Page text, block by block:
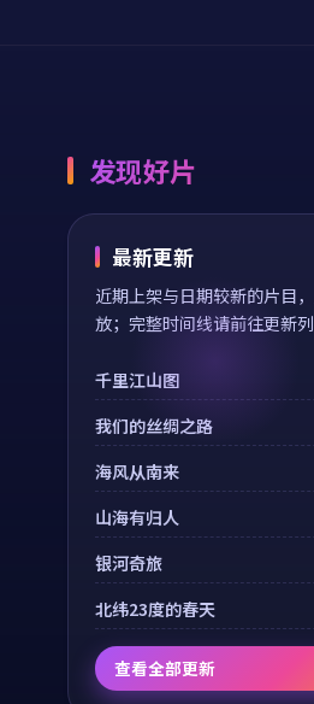
发现好片
最新更新
近期上架与日期较新的片目
放；完整时间线请前往更新列
千里江山图
我们的丝绸之路
海风从南来
山海有归人
银河奇旅
北纬23度的春天
查看全部更新